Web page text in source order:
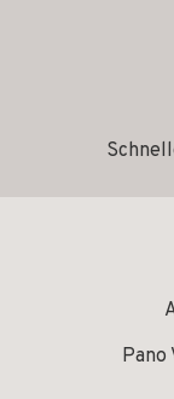
Pano